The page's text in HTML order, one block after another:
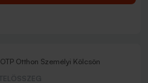
OTP Otthon Személyi Kölcsön